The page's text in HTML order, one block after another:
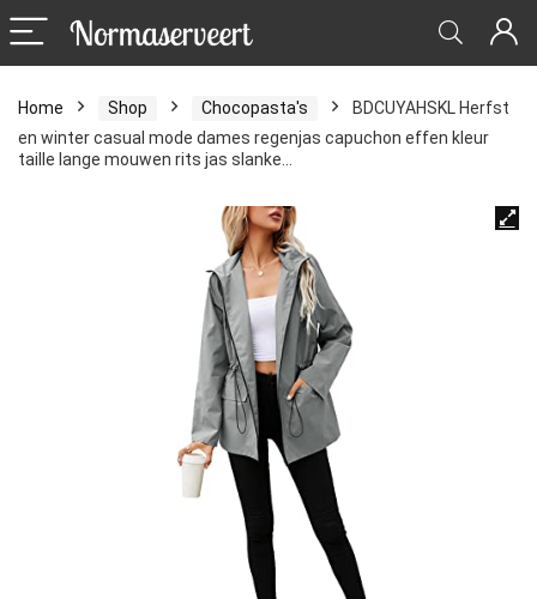
Home Shop Chocopasta's
BDCUYAHSKL Herfst
en winter casual mode dames regenjas capuchon effen kleur
taille lange mouwen rits jas slanke…